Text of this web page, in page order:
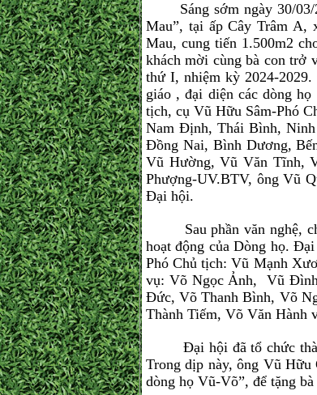
Sáng sớm ngày 30/03/
Mau”, tại ấp Cây Trâm
Mau, cung tiến 1.500m2
khách mời cùng bà con trở
thứ I, nhiệm kỳ 2024-
giáo , đại diện các dòng
tịch, cụ Vũ Hữu Sâm-Phó
Nam Định, Thái Bình,
Đồng Nai, Bình Dương,
Vũ Hường, Vũ Văn Tĩnh,
Phượng-UV.BTV, ông Vũ
Đại hội.
Sau phần văn nghệ,
hoạt động của Dòng họ.
Phó Chủ tịch: Vũ Mạnh
vụ: Võ Ngọc Ảnh, Vũ
Đức, Võ Thanh Bình, Võ
Thành Tiếm, Võ Văn Hành
Đại hội đã tổ chức thành
Trong dịp này, ông Vũ
dòng họ Vũ-Võ”, để tặng